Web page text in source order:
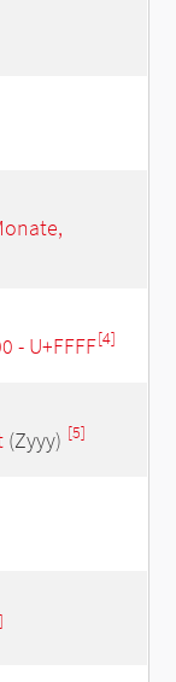
- U+FFFF[4]
(Zyyy) [5]